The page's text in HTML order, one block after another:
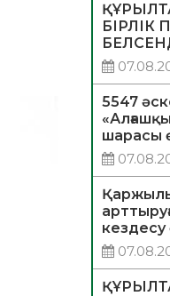
БІРЛІК
5547
шарасы
кездесу